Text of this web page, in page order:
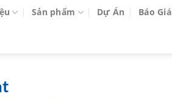
Sản phẩm Dự Án Báo Giá